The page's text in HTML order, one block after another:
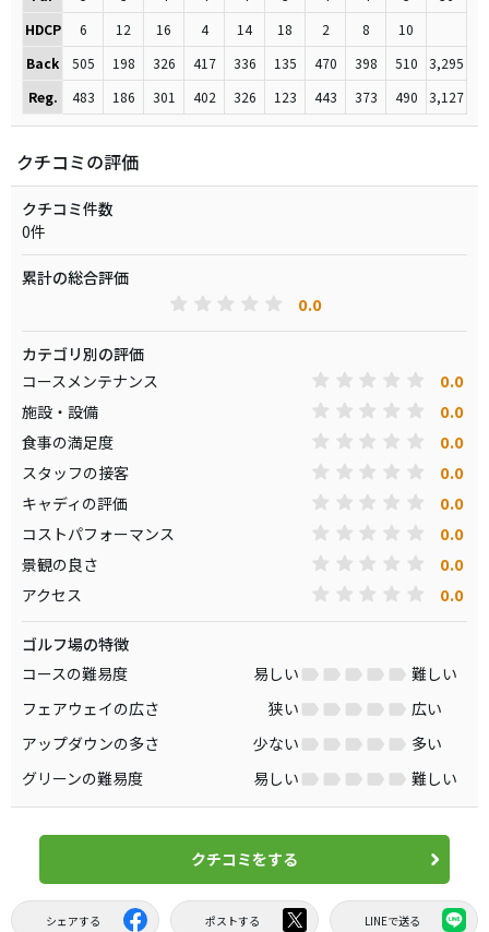
HDCP
6 12 16 4 14 18 2 8
10
Back
505 198 326 417 336 135 470 398 510
3,295
Reg.
483 186 301 402 326 123 443 373 490 3,127
クチコミの評価
クチコミ件数
0件
累計の総合評価
0.0
カテゴリ別の評価
コースメンテナンス
0.0
施設・設備 0.0
食事の満足度 0.0
スタッフの接客 0.0
キャディの評価 0.0
コストパフォーマンス 0.0
景観の良さ 0.0
アクセス 0.0
ゴルフ場の特徴
コースの難易度
易しい
難しい
フェアウェイの広さ
狭い
広い
アップダウンの多さ
少ない
多い
グリーンの難易度
易しい 難しい
クチコミをする
シェアする ポストする LINEで送る